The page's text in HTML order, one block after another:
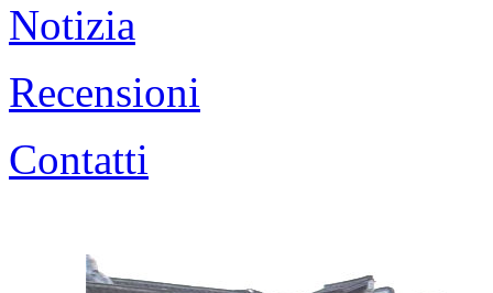
Notizia
Recensioni
Contatti